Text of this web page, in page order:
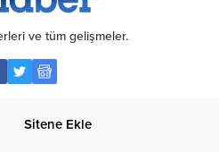
ve tüm gelişmeler.
Sitene Ekle